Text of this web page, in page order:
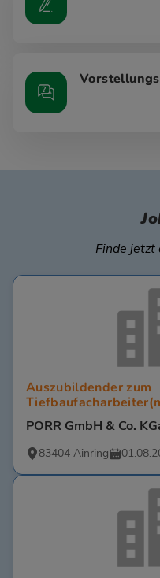
Finde jetzt
Auszubildender zum
PORR GmbH & Co.
83404 Ainring